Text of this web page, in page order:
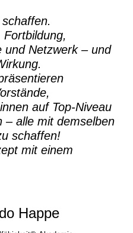
und Netzwerk – und
auf Top-Niveau
– alle mit demselben
schaffen!
mit einem
Happe